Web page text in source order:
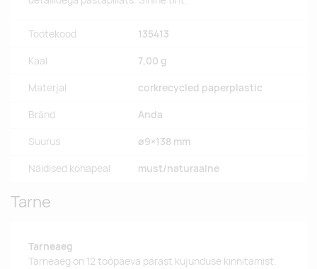
Tootekood 135413
Kaal 7,00 g
Materjal corkrecycled paperplastic
Bränd Anda
Suurus ø9×138 mm
Näidised kohapeal must/naturaalne
Tarne
Tarneaeg
Tarneaeg on 12 tööpäeva pärast kujunduse kinnitamist.